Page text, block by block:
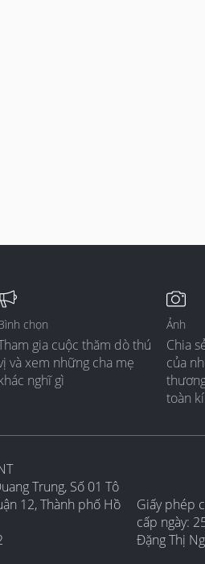
chọn
gia cuộc thăm dò thú
và xem những cha mẹ
nghĩ gì
Ảnh
Chia
của
toàn
Trung, Số 01 Tô
12, Thành phố Hồ
Giấy phép
cấp ngày:
Đặng Thị